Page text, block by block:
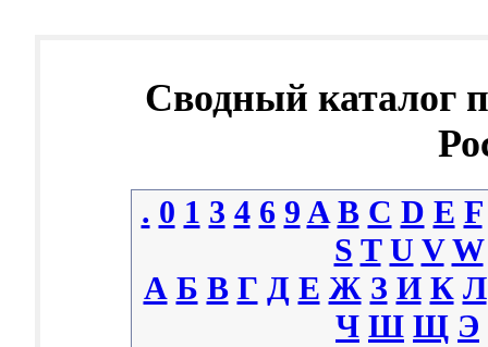
Сводный каталог
. 0 1 3 4 6 9 A B C D E F
S T U V W
А Б В Г Д Е Ж З И К Л
Ч Ш Щ Э